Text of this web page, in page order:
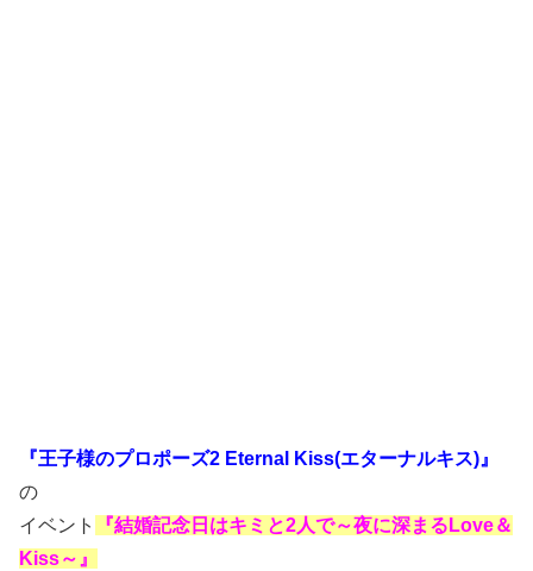
『王子様のプロポーズ2 Eternal Kiss(エターナルキス)』
の
イベント
『結婚記念日はキミと2人で～夜に深まるLove＆
Kiss～』